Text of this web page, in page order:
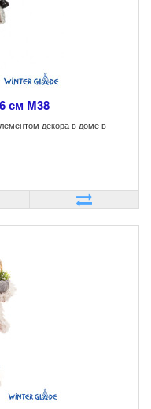
см M38
декора в доме в